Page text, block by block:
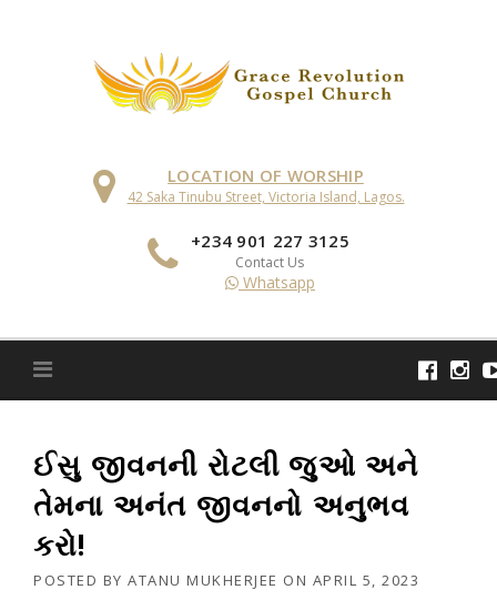
LOCATION OF WORSHIP
42 Saka Tinubu Street, Victoria Island, Lagos.
+234 901 227 3125
Contact Us
Whatsapp
ઈસુ જીવનની રોટલી જુઓ અને
તેમના અનંત જીવનનો અનુભવ
કરો!
POSTED BY ATANU MUKHERJEE ON APRIL 5, 2023